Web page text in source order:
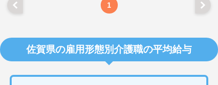
1
佐賀県の雇用形態別介護職の平均給与